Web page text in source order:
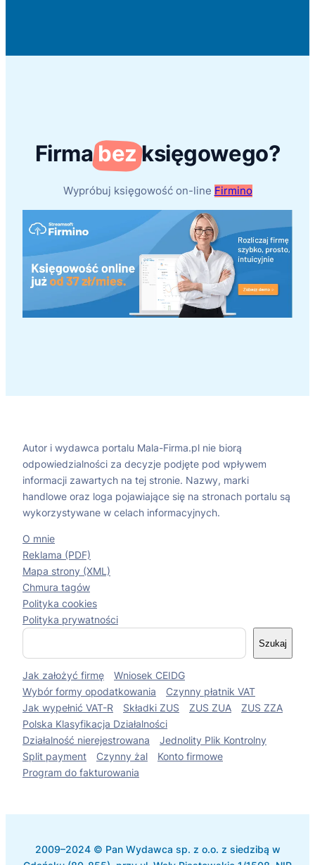
Firmabezksięgowego?
Wypróbuj księgowość on-line Firmino
Autor i wydawca portalu Mala-Firma.pl nie biorą
odpowiedzialności za decyzje podjęte pod wpływem
informacji zawartych na tej stronie. Nazwy, marki
handlowe oraz loga pojawiające się na stronach portalu są
wykorzystywane w celach informacyjnych.
O mnie
Reklama (PDF)
Mapa strony (XML)
Chmura tagów
Polityka cookies
Polityka prywatności
S
k
a
Szukaj
Jak założyć firmę
Wniosek CEIDG
Wybór formy opodatkowania
Czynny płatnik VAT
Jak wypełnić VAT-R
Składki ZUS ZUS ZUA
ZUS ZZA
Polska Klasyfikacja Działalności
Działalność nierejestrowana
Jednolity Plik Kontrolny
Split payment
Czynny żal
Konto firmowe
Program do fakturowania
2009–2024 © Pan Wydawca sp. z o.o. z siedzibą w